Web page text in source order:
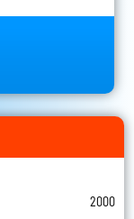
2000